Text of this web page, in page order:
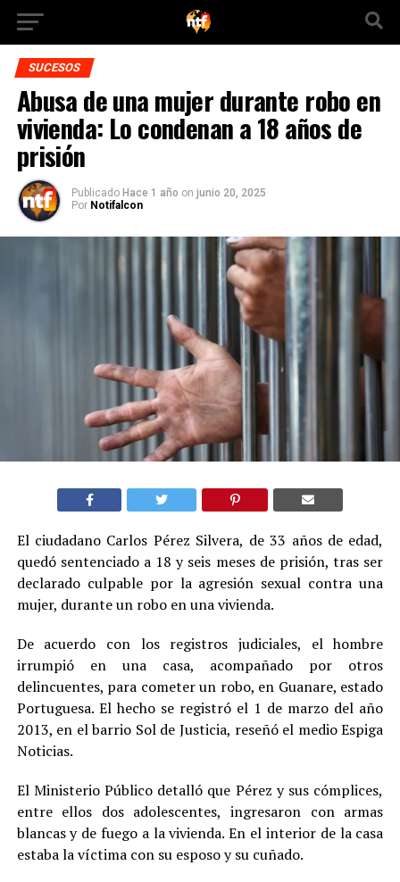
SUCESOS
Abusa de una mujer durante robo en
vivienda: Lo condenan a 18 años de
prisión
Publicado Hace 1 año on junio 20, 2025
Por Notifalcon
El ciudadano Carlos Pérez Silvera, de 33 años de edad,
quedó sentenciado a 18 y seis meses de prisión, tras ser
declarado culpable por la agresión sexual contra una
mujer, durante un robo en una vivienda.
De acuerdo con los registros judiciales, el hombre
irrumpió en una casa, acompañado por otros
delincuentes, para cometer un robo, en Guanare, estado
Portuguesa. El hecho se registró el 1 de marzo del año
2013, en el barrio Sol de Justicia, reseñó el medio Espiga
Noticias.
El Ministerio Público detalló que Pérez y sus cómplices,
entre ellos dos adolescentes, ingresaron con armas
blancas y de fuego a la vivienda. En el interior de la casa
estaba la víctima con su esposo y su cuñado.